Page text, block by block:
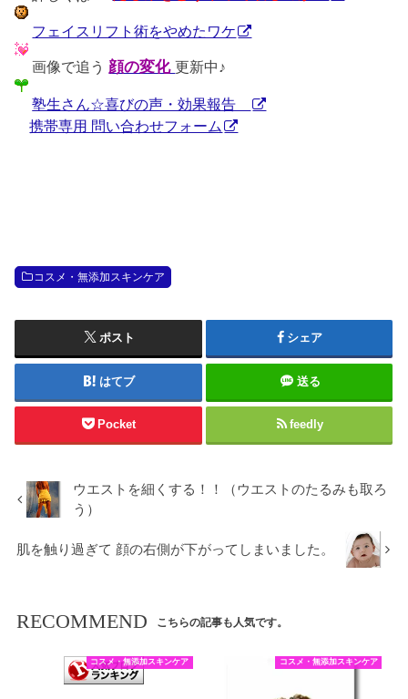
フェイスリフト術をやめたワケ
画像で追う 顔の変化更新中♪
塾生さん☆喜びの声・効果報告
携帯専用 問い合わせフォーム
コスメ・無添加スキンケア
ポスト シェア
はてブ 送る
Pocket feedly
ウエストを細くする！！（ウエストのたるみも取ろ
う）
肌を触り過ぎて 顔の右側が下がってしまいました。
RECOMMEND こちらの記事も人気です。
コスメ・無添加スキンケア コスメ・無添加スキンケア